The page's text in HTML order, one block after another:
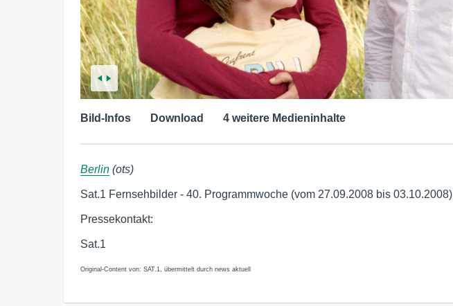
Bild-Infos Download 4 weitere Medieninhalte
Berlin (ots)
Sat.1 Fernsehbilder - 40. Programmwoche (vom 27.09.2008 bis 03.10.2008)
Pressekontakt:
Sat.1
Original-Content von: SAT.1, übermittelt durch news aktuell